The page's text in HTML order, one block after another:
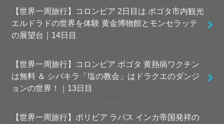
【世界一周旅行】コロンビア 2日目は ボゴタ市内観光
エルドラドの世界を体験 黄金博物館とモンセラッテ
の展望台｜14日目
【世界一周旅行】コロンビア ボゴタ 黄熱病ワクチン
は無料 ＆ シパキラ「塩の教会」はドラクエのダンジ
ョンの世界！｜13日目
【世界一周旅行】ボリビア ラパス インカ帝国発祥の